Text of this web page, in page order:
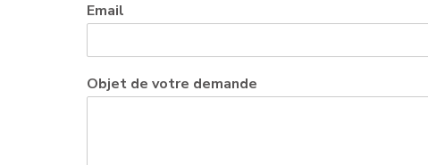
Email
Objet de votre demande